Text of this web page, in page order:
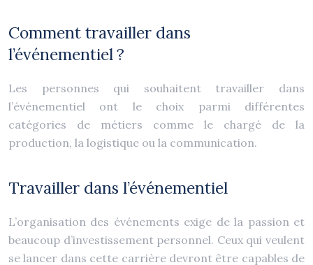
Comment travailler dans
l’événementiel ?
Les personnes qui souhaitent travailler dans
l’événementiel ont le choix parmi différentes
catégories de métiers comme le chargé de la
production, la logistique ou la communication.
Travailler dans l’événementiel
L’organisation des événements exige de la passion et
beaucoup d’investissement personnel. Ceux qui veulent
se lancer dans cette carrière devront être capables de